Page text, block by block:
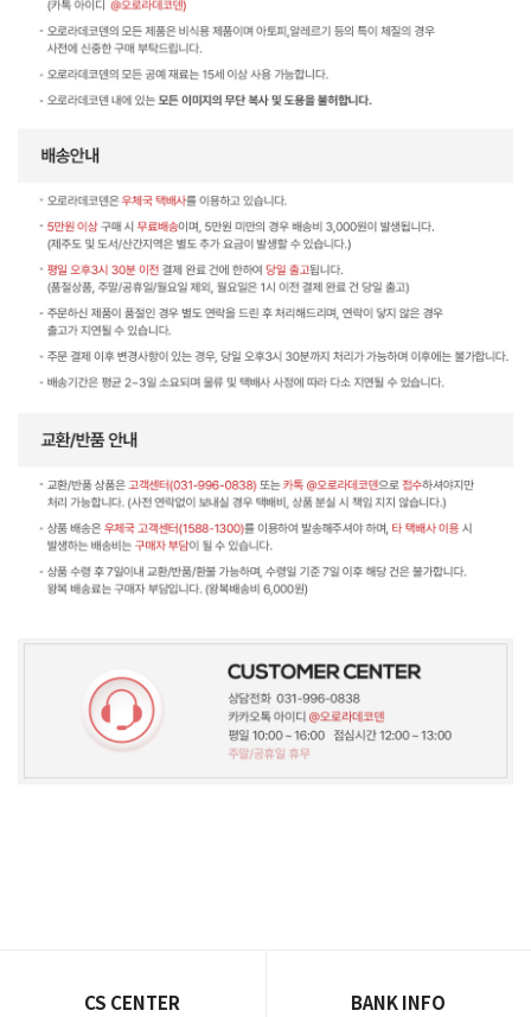
CS CENTER BANK INFO